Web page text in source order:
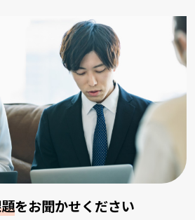
をお聞かせください